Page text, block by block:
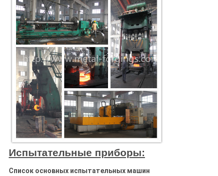
Испытательные приборы:
Список основных испытательных машин